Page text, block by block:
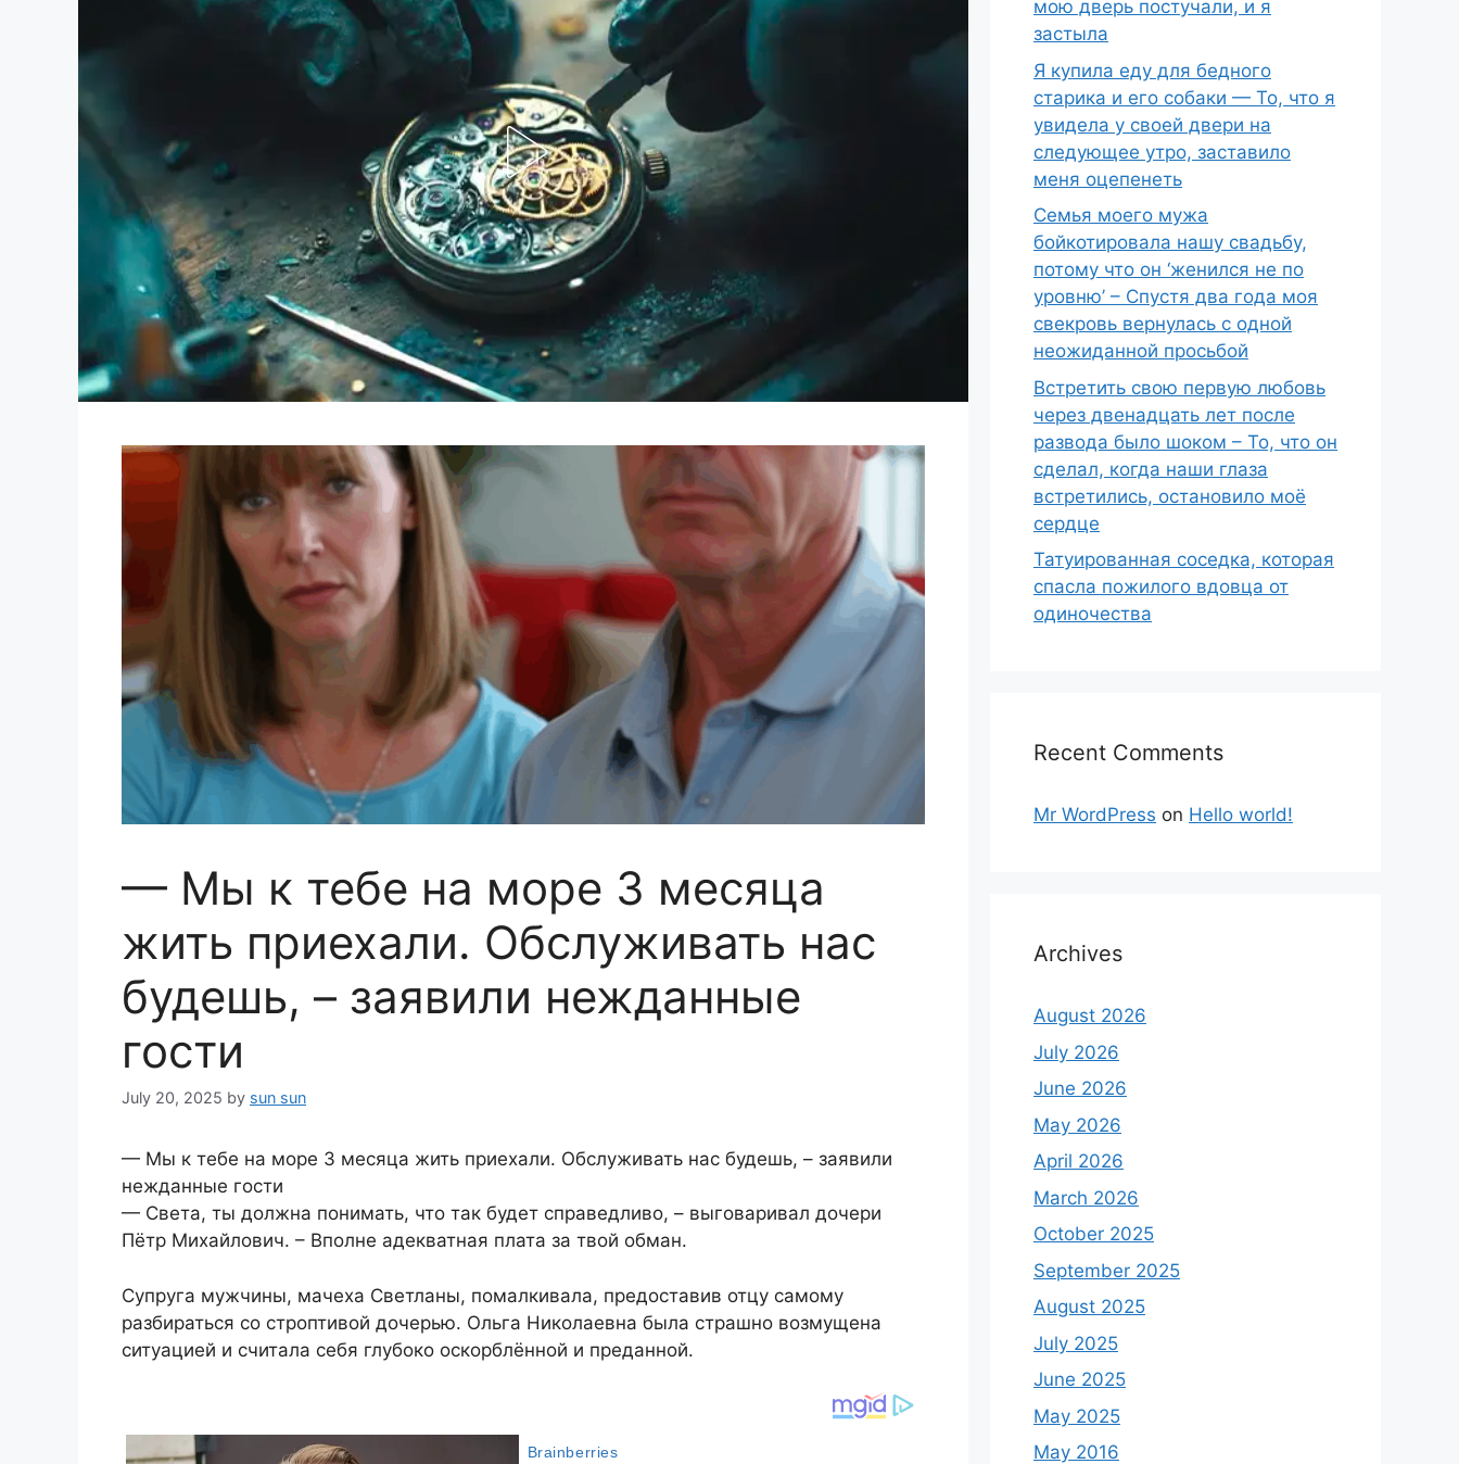
— Мы к тебе на море 3 месяца
жить приехали. Обслуживать нас
будешь, – заявили нежданные
гости
July 20, 2025 by sun sun
— Мы к тебе на море 3 месяца жить приехали. Обслуживать нас будешь, – заявили
нежданные гости
— Света, ты должна понимать, что так будет справедливо, – выговаривал дочери
Пётр Михайлович. – Вполне адекватная плата за твой обман.
Супруга мужчины, мачеха Светланы, помалкивала, предоставив отцу самому
разбираться со строптивой дочерью. Ольга Николаевна была страшно возмущена
ситуацией и считала себя глубоко оскорблённой и преданной.
мою дверь постучали, и я
застыла
Я купила еду для бедного
старика и его собаки — То, что я
увидела у своей двери на
следующее утро, заставило
меня оцепенеть
Семья моего мужа
бойкотировала нашу свадьбу,
потому что он ‘женился не по
уровню’ – Спустя два года моя
свекровь вернулась с одной
неожиданной просьбой
Встретить свою первую любовь
через двенадцать лет после
развода было шоком – То, что он
сделал, когда наши глаза
встретились, остановило моё
сердце
Татуированная соседка, которая
спасла пожилого вдовца от
одиночества
Recent Comments
Mr WordPress on Hello world!
Archives
August 2026
July 2026
June 2026
May 2026
April 2026
March 2026
October 2025
September 2025
August 2025
July 2025
June 2025
May 2025
May 2016